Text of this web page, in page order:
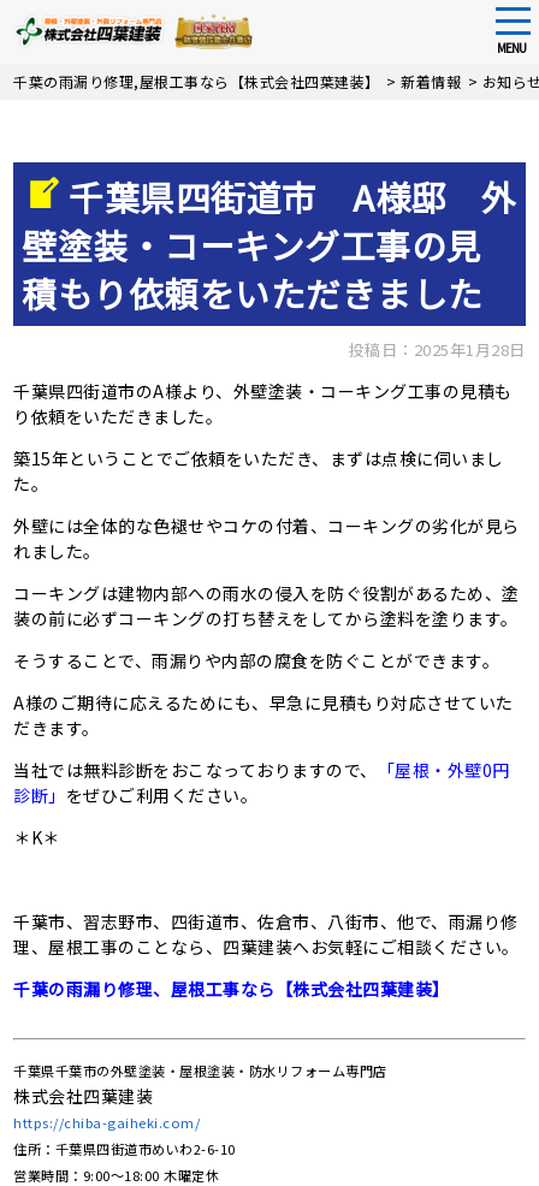
Skip
MENU
千葉の雨漏り修理,屋根工事なら【株式会社四葉建装】 >新着情報 > お知ら
千葉県四街道市 A様邸 外
壁塗装・コーキング工事の見
積もり依頼をいただきました
投稿日：2025年1月28日
千葉県四街道市のA様より、外壁塗装・コーキング工事の見積も
り依頼をいただきました。
築15年ということでご依頼をいただき、まずは点検に伺いまし
た。
外壁には全体的な色褪せやコケの付着、コーキングの劣化が見ら
れました。
コーキングは建物内部への雨水の侵入を防ぐ役割があるため、塗
装の前に必ずコーキングの打ち替えをしてから塗料を塗ります。
そうすることで、雨漏りや内部の腐食を防ぐことができます。
A様のご期待に応えるためにも、早急に見積もり対応させていた
だきます。
当社では無料診断をおこなっておりますので、
「屋根・外壁0円
診断」 をぜひご利用ください。
＊K＊
千葉市、習志野市、四街道市、佐倉市、八街市、他で、雨漏り修
理、屋根工事のことなら、四葉建装へお気軽にご相談ください。
千葉の雨漏り修理、屋根工事なら【株式会社四葉建装】
千葉県千葉市の外壁塗装・屋根塗装・防水リフォーム専門店
株式会社四葉建装
https://chiba-gaiheki.com/
住所：千葉県四街道市めいわ2-6-10
営業時間：9:00〜18:00 木曜定休